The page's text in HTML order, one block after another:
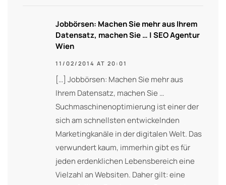
Jobbörsen: Machen Sie mehr aus Ihrem
Datensatz, machen Sie … | SEO Agentur
Wien
11/02/2014 AT 20:01
[…] Jobbörsen: Machen Sie mehr aus
Ihrem Datensatz, machen Sie …
Suchmaschinenoptimierung ist einer der
sich am schnellsten entwickelnden
Marketingkanäle in der digitalen Welt. Das
verwundert kaum, immerhin gibt es für
jeden erdenklichen Lebensbereich eine
Vielzahl an Websiten. Daher gilt: eine